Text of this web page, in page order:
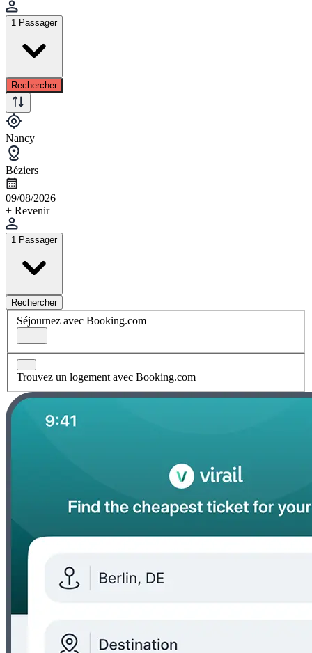
1 Passager
Rechercher
Nancy
Béziers
09/08/2026
+ Revenir
1 Passager
Rechercher
Séjournez avec Booking.com
Trouvez un logement avec Booking.com